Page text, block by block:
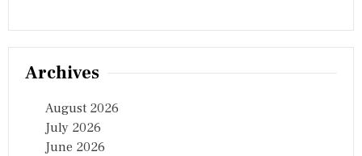
Archives
August 2026
July 2026
June 2026